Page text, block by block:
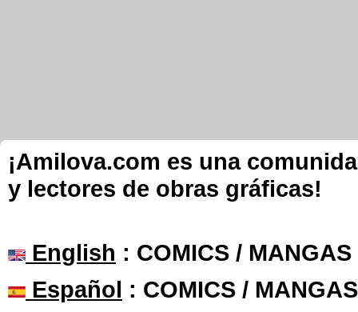
¡Amilova.com es una
y lectores de obras gráficas!
English : COMICS /
Español : COMICS /